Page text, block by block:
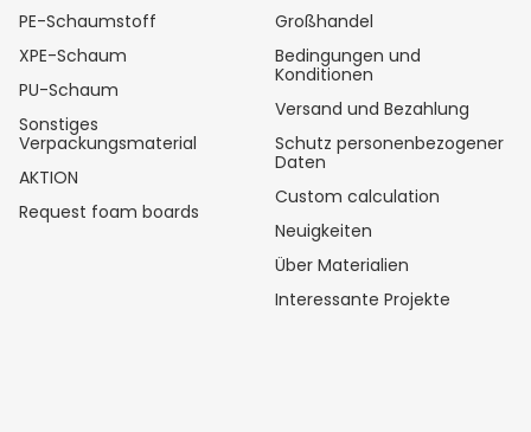
PE-Schaumstoff
XPE-Schaum
PU-Schaum
Sonstiges
Verpackungsmaterial
AKTION
Request foam boards
Großhandel
Bedingungen und
Konditionen
Versand und Bezahlung
Schutz personenbezogener
Daten
Custom calculation
Neuigkeiten
Über Materialien
Interessante Projekte